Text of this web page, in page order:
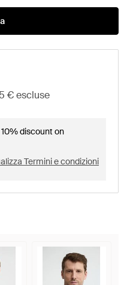
€ escluse
discount on
Termini e condizioni